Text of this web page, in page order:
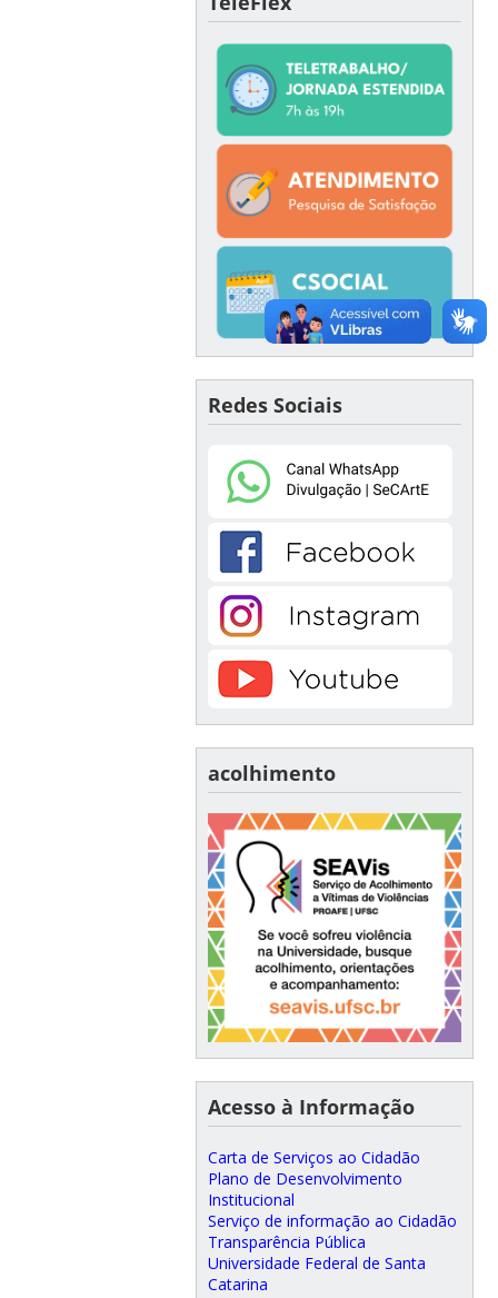
Redes Sociais
acolhimento
Acesso à Informação
Carta de Serviços ao Cidadão
Plano de Desenvolvimento
Institucional
Serviço de informação ao Cidadão
Transparência Pública
Universidade Federal de Santa
Catarina